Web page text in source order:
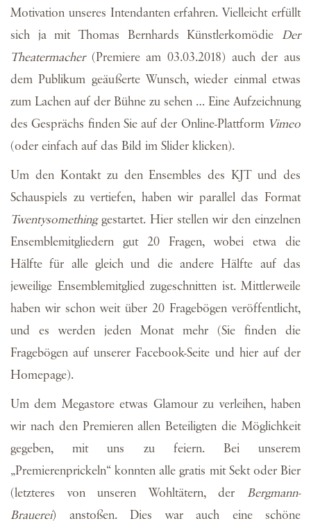
Motivation unseres Intendanten erfahren. Vielleicht erfüllt
sich ja mit Thomas Bernhards Künstlerkomödie Der
Theatermacher(Premiere am 03.03.2018) auch der aus
dem Publikum geäußerte Wunsch, wieder einmal etwas
zum Lachen auf der Bühne zu sehen … Eine Aufzeichnung
des Gesprächs finden Sie auf der Online-Plattform Vimeo
(oder einfach auf das Bild im Slider klicken).
Um den Kontakt zu den Ensembles des KJT und des
Schauspiels zu vertiefen, haben wir parallel das Format
Twentysomethinggestartet. Hier stellen wir den einzelnen
Ensemblemitgliedern gut 20 Fragen, wobei etwa die
Hälfte für alle gleich und die andere Hälfte auf das
jeweilige Ensemblemitglied zugeschnitten ist. Mittlerweile
haben wir schon weit über 20 Fragebögen veröffentlicht,
und es werden jeden Monat mehr (Sie finden die
Fragebögen auf unserer Facebook-Seite und hier auf der
Homepage).
Um dem Megastore etwas Glamour zu verleihen, haben
wir nach den Premieren allen Beteiligten die Möglichkeit
gegeben, mit uns zu feiern. Bei unserem
„Premierenprickeln“ konnten alle gratis mit Sekt oder Bier
(letzteres von unseren Wohltätern, der Bergmann-
Brauerei) anstoßen. Dies war auch eine schöne